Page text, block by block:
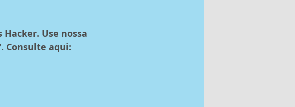
Use nossa
Consulte aqui: